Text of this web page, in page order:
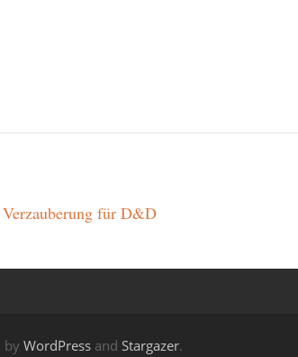
für D&D
by WordPressand Stargazer.